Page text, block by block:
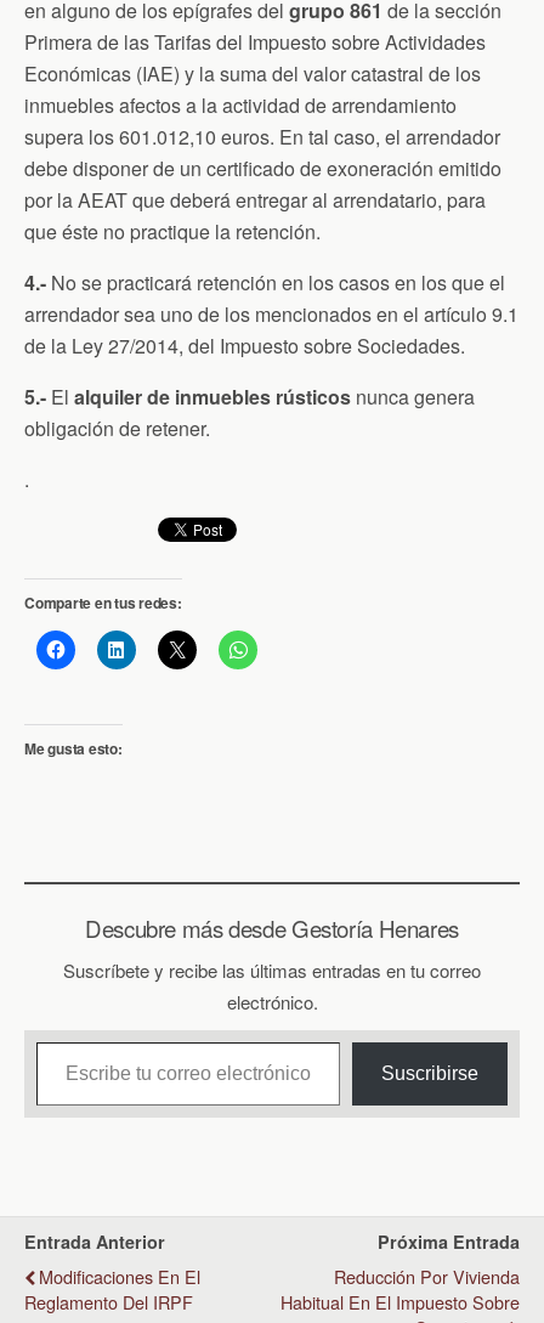
en alguno de los epígrafes del grupo 861 de la sección
Primera de las Tarifas del Impuesto sobre Actividades
Económicas (IAE) y la suma del valor catastral de los
inmuebles afectos a la actividad de arrendamiento
supera los 601.012,10 euros. En tal caso, el arrendador
debe disponer de un certificado de exoneración emitido
por la AEAT que deberá entregar al arrendatario, para
que éste no practique la retención.
4.- No se practicará retención en los casos en los que el
arrendador sea uno de los mencionados en el artículo 9.1
de la Ley 27/2014, del Impuesto sobre Sociedades.
5.- El alquiler de inmuebles rústicos nunca genera
obligación de retener.
.
Comparte en tus redes:
Me gusta esto:
Descubre más desde Gestoría Henares
Suscríbete y recibe las últimas entradas en tu correo
electrónico.
Escribe tu correo electrónico…
Suscribirse
Entrada Anterior
Modificaciones En El
Reglamento Del IRPF
Próxima Entrada
Reducción Por Vivienda
Habitual En El Impuesto Sobre